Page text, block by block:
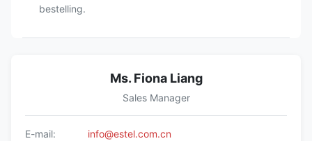
bestelling.
Ms. Fiona Liang
Sales Manager
E-mail:
info@estel.com.cn